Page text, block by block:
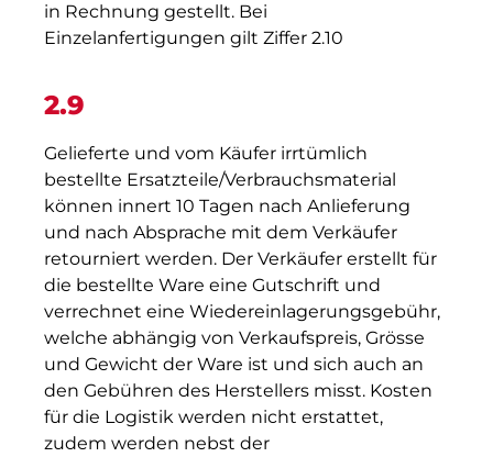
in Rechnung gestellt. Bei
Einzelanfertigungen gilt Ziffer 2.10
2.9
Gelieferte und vom Käufer irrtümlich
bestellte Ersatzteile/Verbrauchsmaterial
können innert 10 Tagen nach Anlieferung
und nach Absprache mit dem Verkäufer
retourniert werden. Der Verkäufer erstellt für
die bestellte Ware eine Gutschrift und
verrechnet eine Wiedereinlagerungsgebühr,
welche abhängig von Verkaufspreis, Grösse
und Gewicht der Ware ist und sich auch an
den Gebühren des Herstellers misst. Kosten
für die Logistik werden nicht erstattet,
zudem werden nebst der